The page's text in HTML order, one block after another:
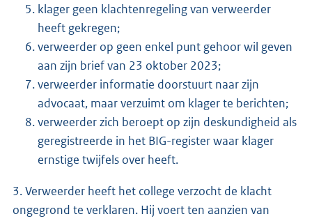
klager geen klachtenregeling van verweerder
heeft gekregen;
verweerder op geen enkel punt gehoor wil geven
aan zijn brief van 23 oktober 2023;
verweerder informatie doorstuurt naar zijn
advocaat, maar verzuimt om klager te berichten;
verweerder zich beroept op zijn deskundigheid als
geregistreerde in het BIG-register waar klager
ernstige twijfels over heeft.
3. Verweerder heeft het college verzocht de klacht
ongegrond te verklaren. Hij voert ten aanzien van